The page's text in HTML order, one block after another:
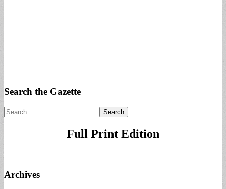
Search the Gazette
Search
for:
Full Print Edition
Archives